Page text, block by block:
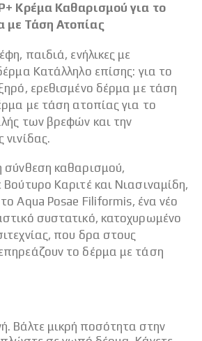
Κρέμα Καθαρισμού για το
με Τάση Ατοπίας
παιδιά, ενήλικες με
Κατάλληλο επίσης: για το
ερεθισμένο δέρμα με τάση
με τάση ατοπίας για το
των βρεφών και την
σύνθεση καθαρισμού,
Βούτυρο Καριτέ και Νιασιναμίδη,
Aqua Posae Filiformis, ένα νέο
συστατικό, κατοχυρωμένο
που δρα στους
το δέρμα με τάση
Βάλτε μικρή ποσότητα στην